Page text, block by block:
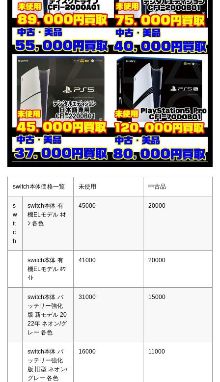
switch本体価格一覧 未使用 中古品
s
w
it
c
h
switch本体 有
機ELモデル ﾈｵ
ﾝ 各色
45000 20000
switch本体 有
機ELモデル ﾎﾜ
ｲﾄ
41000 20000
switch本体 バ
ッテリー強化
版 新モデル 20
22年 ネオン/グ
レー 各色
31000 15000
switch本体 バ
ッテリー強化
版 旧型 ネオン/
グレー 各色
16000 11000